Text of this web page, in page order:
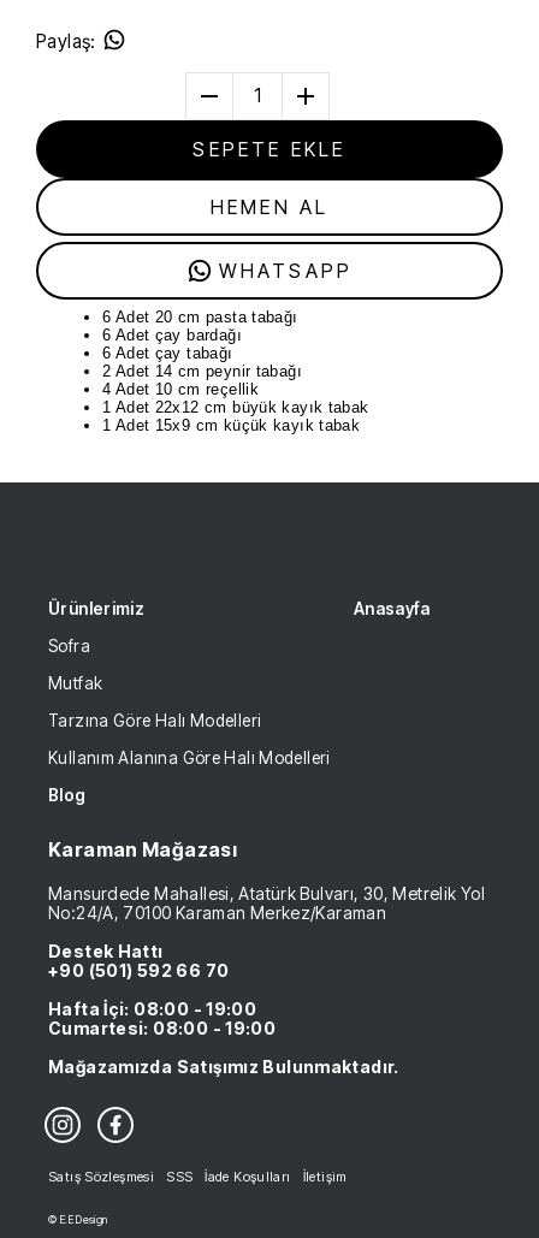
Paylaş:
1
SEPETE EKLE
HEMEN AL
WHATSAPP
6 Adet 20 cm pasta tabağı
6 Adet çay bardağı
6 Adet çay tabağı
2 Adet 14 cm peynir tabağı
4 Adet 10 cm reçellik
1 Adet 22x12 cm büyük kayık tabak
1 Adet 15x9 cm küçük kayık tabak
Ürünlerimiz
Sofra
Mutfak
Tarzına Göre Halı Modelleri
Kullanım Alanına Göre Halı Modelleri
Anasayfa
Blog
Karaman Mağazası
Mansurdede Mahallesi, Atatürk Bulvarı, 30, Metrelik Yol
No:24/A, 70100 Karaman Merkez/Karaman
Destek Hattı
+90 (501) 592 66 70
Hafta İçi: 08:00 - 19:00
Cumartesi: 08:00 - 19:00
Mağazamızda Satışımız Bulunmaktadır.
© E.E Design
Satış Sözleşmesi SSS İade Koşulları İletişim